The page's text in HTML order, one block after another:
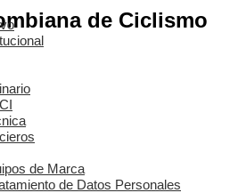
de Ciclismo
de Marca
de Datos Personales